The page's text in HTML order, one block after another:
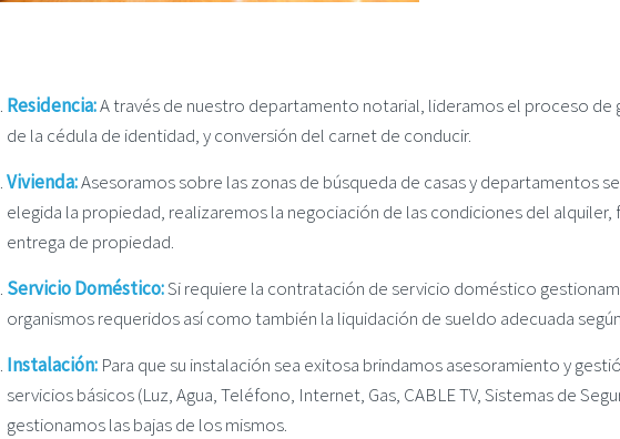
Residencia:A través de nuestro departamento notarial, lideramos el proceso
de la cédula de identidad, y conversión del carnet de conducir.
Vivienda:Asesoramos sobre las zonas de búsqueda de casas y departamentos
elegida la propiedad, realizaremos la negociación de las condiciones del
entrega de propiedad.
Servicio Doméstico:Si requiere la contratación de servicio doméstico
organismos requeridos así como también la liquidación de sueldo adecuada
Instalación: Para que su instalación sea exitosa brindamos asesoramiento y
servicios básicos (Luz, Agua, Teléfono, Internet, Gas, CABLE TV, Sistemas de
gestionamos las bajas de los mismos.